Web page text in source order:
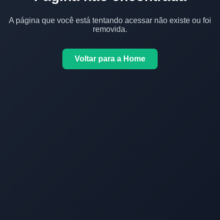
A página que você está tentando acessar não existe ou foi
removida.
Voltar para a Home